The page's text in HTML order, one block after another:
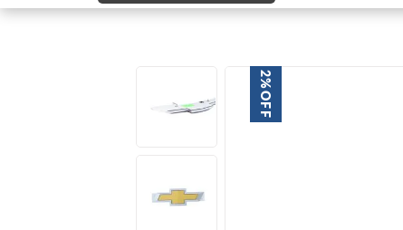
2%
OFF
2º
onix
º
cobalt
cruze 2012